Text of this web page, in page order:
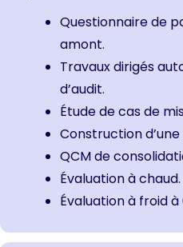
Questionnaire de
amont.
Travaux dirigés
d’audit.
Étude de cas de
Construction
QCM de
Évaluation à chaud.
Évaluation à froid à